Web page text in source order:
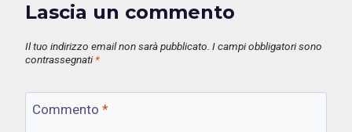
Lascia un commento
Il tuo indirizzo email non sarà pubblicato. I campi obbligatori sono
contrassegnati *
Commento *